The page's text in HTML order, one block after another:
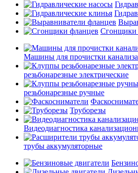
Сгонщики
Машины для прочистки
резьбонарезные электрические
резьбонарезные ручные
Труборезы
Видеодиагностика
трубы аккумуляторные